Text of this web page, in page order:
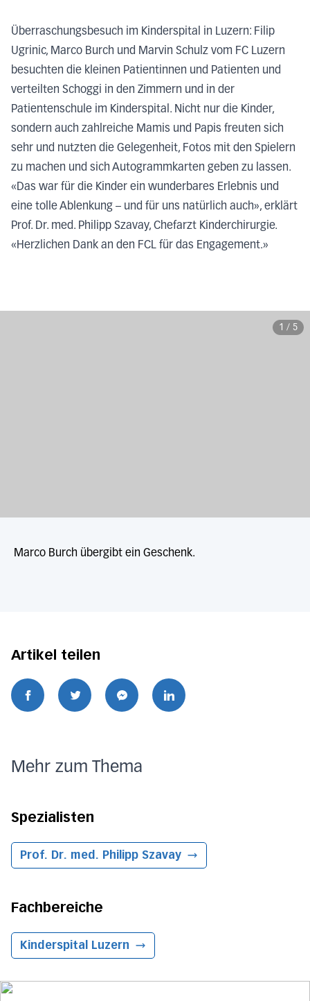
Überraschungsbesuch im Kinderspital in Luzern: Filip
Ugrinic, Marco Burch und Marvin Schulz vom FC Luzern
besuchten die kleinen Patientinnen und Patienten und
verteilten Schoggi in den Zimmern und in der
Patientenschule im Kinderspital. Nicht nur die Kinder,
sondern auch zahlreiche Mamis und Papis freuten sich
sehr und nutzten die Gelegenheit, Fotos mit den Spielern
zu machen und sich Autogrammkarten geben zu lassen.
«Das war für die Kinder ein wunderbares Erlebnis und
eine tolle Ablenkung – und für uns natürlich auch», erklärt
Prof. Dr. med. Philipp Szavay, Chefarzt Kinderchirurgie.
«Herzlichen Dank an den FCL für das Engagement.»
1 / 5
Marco Burch übergibt ein Geschenk.
Artikel teilen
Mehr zum Thema
Spezialisten
Prof. Dr. med. Philipp Szavay
Fachbereiche
Kinderspital Luzern